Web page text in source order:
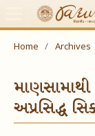
Home / Archives
માણસામાથી
અપ્રસિદ્ધ